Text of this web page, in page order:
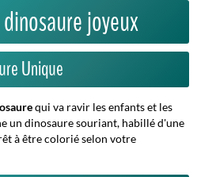
joyeux
Unique
qui va ravir les enfants et les
un dinosaure souriant, habillé d'une
à être colorié selon votre